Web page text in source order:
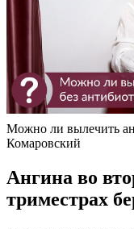
Можно ли вылечить
Комаровский
Ангина во
триместрах